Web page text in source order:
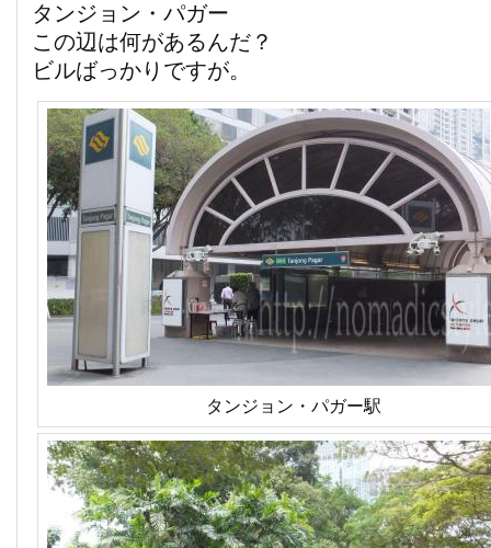
タンジョン・パガー
この辺は何があるんだ？
ビルばっかりですが。
タンジョン・パガー駅